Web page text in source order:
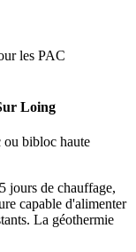
les PAC
Loing
ou bibloc haute
jours de chauffage,
capable d'alimenter
La géothermie